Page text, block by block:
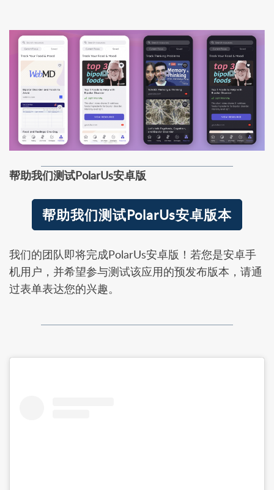
帮助我们测试PolarUs安卓版
帮助我们测试PolarUs安卓版本
我们的团队即将完成PolarUs安卓版！若您是安卓手
机用户，并希望参与测试该应用的预发布版本，请通
过表单表达您的兴趣。